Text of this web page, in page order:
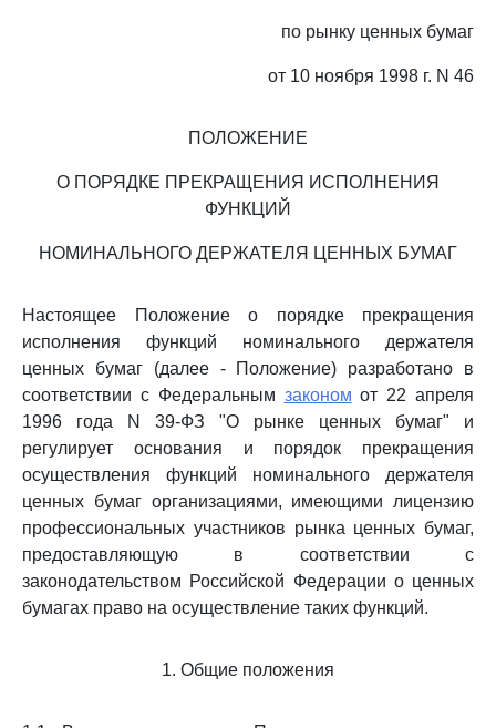
по рынку ценных бумаг
от 10 ноября 1998 г. N 46
ПОЛОЖЕНИЕ
О ПОРЯДКЕ ПРЕКРАЩЕНИЯ ИСПОЛНЕНИЯ
ФУНКЦИЙ
НОМИНАЛЬНОГО ДЕРЖАТЕЛЯ ЦЕННЫХ БУМАГ
Настоящее Положение о порядке прекращения
исполнения функций номинального держателя
ценных бумаг (далее - Положение) разработано в
соответствии с Федеральным законом от 22 апреля
1996 года N 39-ФЗ "О рынке ценных бумаг" и
регулирует основания и порядок прекращения
осуществления функций номинального держателя
ценных бумаг организациями, имеющими лицензию
профессиональных участников рынка ценных бумаг,
предоставляющую в соответствии с
законодательством Российской Федерации о ценных
бумагах право на осуществление таких функций.
1. Общие положения